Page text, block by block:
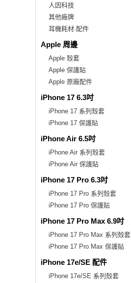
人因科技
其他廠牌
耳機耗材.配件
Apple 周邊
Apple 殼套
Apple 保護貼
Apple 原廠配件
iPhone 17 6.3吋
iPhone 17 系列殼套
iPhone 17 保護貼
iPhone Air 6.5吋
iPhone Air 系列殼套
iPhone Air 保護貼
iPhone 17 Pro 6.3吋
iPhone 17 Pro 系列殼套
iPhone 17 Pro 保護貼
iPhone 17 Pro Max 6.9吋
iPhone 17 Pro Max 系列殼套
iPhone 17 Pro Max 保護貼
iPhone 17e/SE 配件
iPhone 17e/SE 系列殼套